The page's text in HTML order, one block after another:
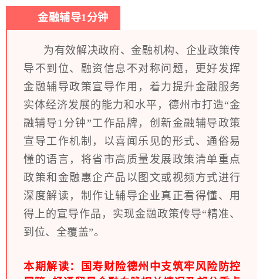
金融辅导1分钟
为有效解决政府、金融机构、企业政策传
导不到位、融资信息不对称问题，更好发挥
金融辅导政策宣导作用，着力提升金融服务
实体经济发展的能力和水平，德州市打造“金
融辅导1分钟”工作品牌，创新金融辅导政策
宣导工作机制，以喜闻乐见的形式、通俗易
懂的语言，将省市高质量发展政策清单重点
政策和金融惠企产品以图文或视频方式进行
深度解读，制作让辅导企业真正看得懂、用
得上的宣导作品，实现金融政策传导“精准、
到位、全覆盖”。
本期解读：
国寿财险德州中支筑牢风险防控